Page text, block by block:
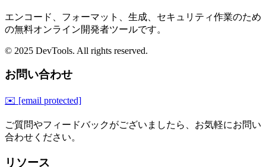
エンコード、フォーマット、生成、セキュリティ作業のため
の無料オンライン開発者ツールです。
© 2025 DevTools. All rights reserved.
お問い合わせ
✉️ [email protected]
ご質問やフィードバックがございましたら、お気軽にお問い
合わせください。
リソース